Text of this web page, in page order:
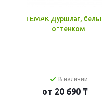
ГЕМАК Дуршлаг,
оттенком
В наличии
от 20 690 ₸